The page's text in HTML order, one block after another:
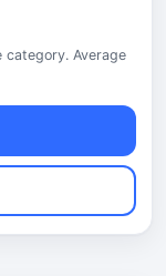
category. Average